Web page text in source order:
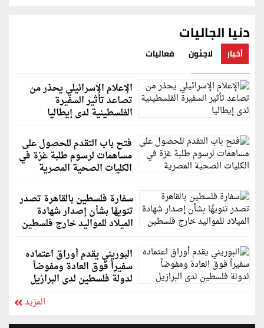
دنيا الجاليات
أخبار لاجئون فعاليات
الإعلام الإسرائيلي يحذر من
تصاعد تأثير السفيرة
الفلسطينية لدى إيطاليا
فتح باب التقدم للحصول على
مساهمات لرسوم طلبة غزة في
الكليات الصحية المصرية
سفارة فلسطين بالقاهرة تصدر
تنويهًا بشأن إصدار شهادة
الميلاد للمواليد خارج فلسطين
البوريني يقدم أوراق اعتماده
سفيراً فوق العادة ومفوضاً
لدولة فلسطين لدى البرازيل
المزيد